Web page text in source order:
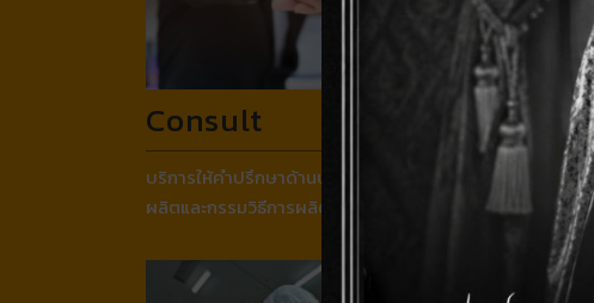
Consult
บริการให้คำปรึกษาด้านบรรจุภัณฑ์พร้อมแนวทางการ
ผลิตและกรรมวิธีการผลิตที่เหมาะสม